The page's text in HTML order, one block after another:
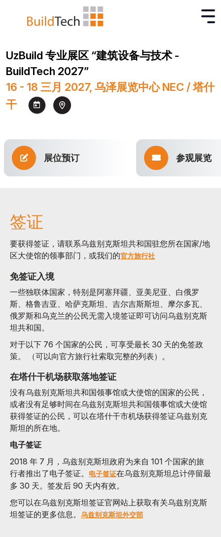
UzBuild 专业展区 “建筑设备与技术 -
BuildTech 2027”
16 - 18 三月 2027, 乌泽展览中心 NEC / 塔什
干
展位预订 参观展览
签证
要获得签证，请联系乌兹别克斯坦共和国驻您所在国家/地
区大使馆的领事部门，或我们的官方旅行社
免签证入境
一些独联体国家，特别是阿塞拜疆、亚美尼亚、白俄罗
斯、格鲁吉亚、哈萨克斯坦、吉尔吉斯斯坦、摩尔多瓦、
俄罗斯和乌克兰的公民无需入境签证即可访问乌兹别克斯
坦共和国。
对于以下 76 个国家的公民，可享受最长 30 天的免签政
策。 （可以向官方旅行社索取完整的列表）。
在塔什干机场获取落地签证
没有乌兹别克斯坦共和国领事馆或大使馆的国家的公民，
或者没有足够时间在乌兹别克斯坦共和国领事馆或大使馆
获得签证的公民，可以在塔什干市机场获得签证乌兹别克
斯坦的所在地。
电子签证
2018 年 7 月，乌兹别克斯坦政府为来自 101 个国家的旅
行者推出了电子签证。
电子签证在乌兹别克斯坦总计停留最
多 30 天。签发后 90 天内有效。
您可以在乌兹别克斯坦签证官网站上获取有关乌兹别克斯
坦签证的更多信息。 乌兹别克斯坦外交部